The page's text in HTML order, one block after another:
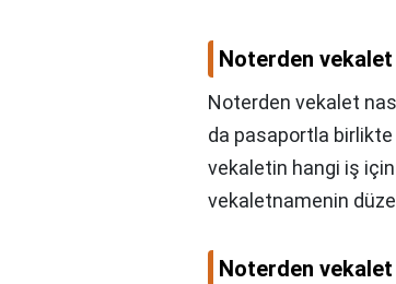
Noterden vekalet
Noterden vekalet
da pasaportla
vekaletin hangi iş
vekaletnamenin
Noterden